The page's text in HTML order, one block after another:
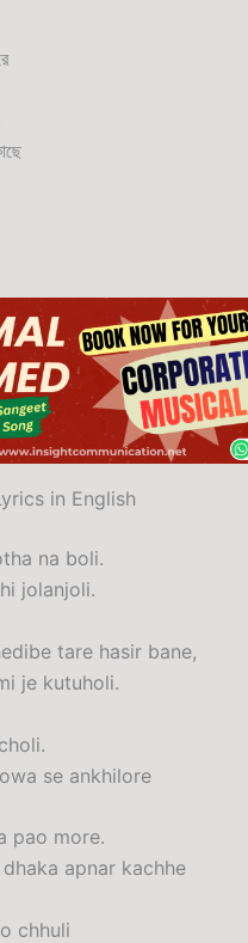
in English
na boli.
jolanjoli.
tare hasir bane,
je kutuholi.
se ankhilore
pao more.
apnar kachhe
chhuli